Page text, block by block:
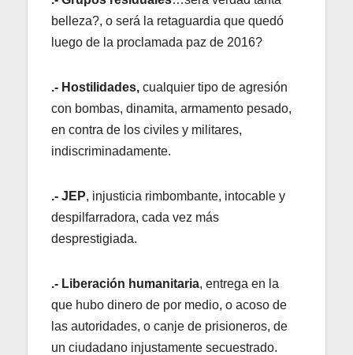
belleza?, o será la retaguardia que quedó
luego de la proclamada paz de 2016?
.- Hostilidades, cualquier tipo de agresión
con bombas, dinamita, armamento pesado,
en contra de los civiles y militares,
indiscriminadamente.
.- JEP, injusticia rimbombante, intocable y
despilfarradora, cada vez más
desprestigiada.
.- Liberación humanitaria, entrega en la
que hubo dinero de por medio, o acoso de
las autoridades, o canje de prisioneros, de
un ciudadano injustamente secuestrado.